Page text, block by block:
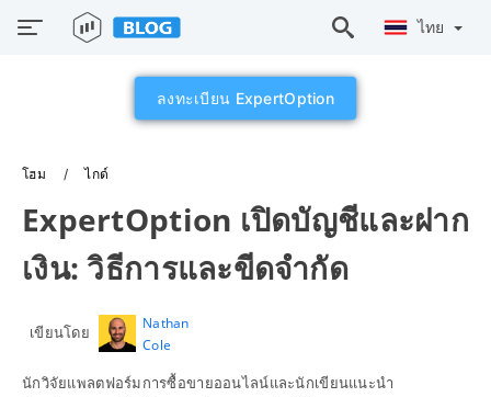
ไทย
ลงทะเบียน ExpertOption
โฮม ไกด์
ExpertOption เปิดบัญชีและฝาก
เงิน: วิธีการและขีดจำกัด
เขียนโดย
Nathan
Cole
นักวิจัยแพลตฟอร์มการซื้อขายออนไลน์และนักเขียนแนะนำ